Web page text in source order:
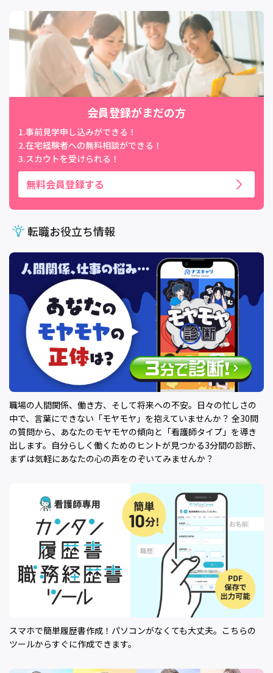
会員登録がまだの方
1.事前見学申し込みができる！
2.在宅経験者への無料相談ができる！
3.スカウトを受けられる！
無料会員登録する
転職お役立ち情報
職場の人間関係、働き方、そして将来への不安。日々の忙しさの
中で、言葉にできない「モヤモヤ」を抱えていませんか？ 全30問
の質問から、あなたのモヤモヤの傾向と「看護師タイプ」を導き
出します。自分らしく働くためのヒントが見つかる3分間の診断、
まずは気軽にあなたの心の声をのぞいてみませんか？
スマホで簡単履歴書作成！パソコンがなくても大丈夫。こちらの
ツールからすぐに作成できます。